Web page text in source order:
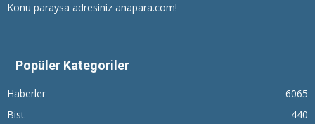
Konu paraysa adresiniz anapara.com!
Popüler Kategoriler
Haberler
6065
Bist
440